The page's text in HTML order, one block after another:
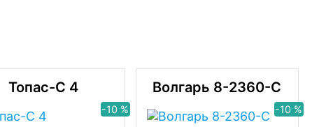
Топас-С 4
-10 %
Волгарь 8-2360-C
-10 %